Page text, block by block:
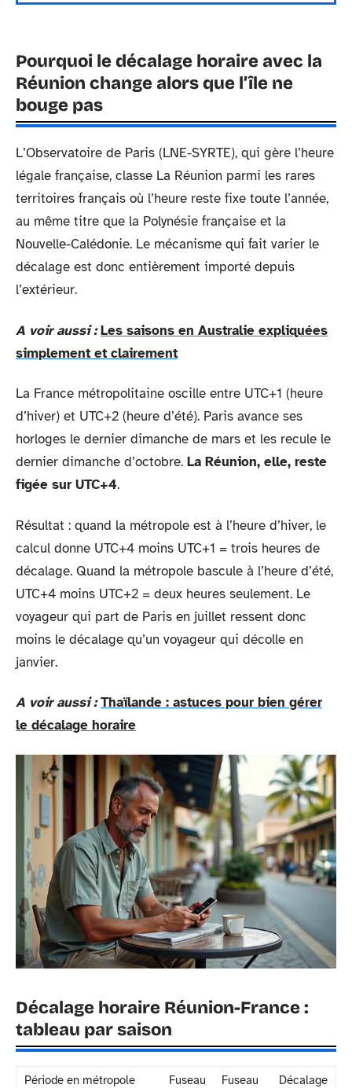
Pourquoi le décalage horaire avec la
Réunion change alors que l’île ne
bouge pas
L’Observatoire de Paris (LNE-SYRTE), qui gère l’heure
légale française, classe La Réunion parmi les rares
territoires français où l’heure reste fixe toute l’année,
au même titre que la Polynésie française et la
Nouvelle-Calédonie. Le mécanisme qui fait varier le
décalage est donc entièrement importé depuis
l’extérieur.
A voir aussi : Les saisons en Australie expliquées
simplement et clairement
La France métropolitaine oscille entre UTC+1 (heure
d’hiver) et UTC+2 (heure d’été). Paris avance ses
horloges le dernier dimanche de mars et les recule le
dernier dimanche d’octobre. La Réunion, elle, reste
figée sur UTC+4.
Résultat : quand la métropole est à l’heure d’hiver, le
calcul donne UTC+4 moins UTC+1 = trois heures de
décalage. Quand la métropole bascule à l’heure d’été,
UTC+4 moins UTC+2 = deux heures seulement. Le
voyageur qui part de Paris en juillet ressent donc
moins le décalage qu’un voyageur qui décolle en
janvier.
A voir aussi : Thaïlande : astuces pour bien gérer
le décalage horaire
Décalage horaire Réunion-France :
tableau par saison
Période en métropole
Fuseau
Fuseau
Décalage